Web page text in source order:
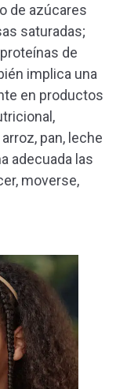
de azúcares
saturadas;
de
implica una
en productos
pan, leche
adecuada las
moverse,